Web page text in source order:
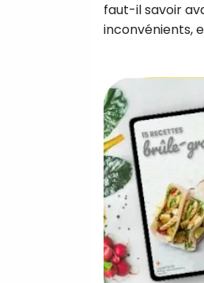
faut-il savoir
inconvénients,